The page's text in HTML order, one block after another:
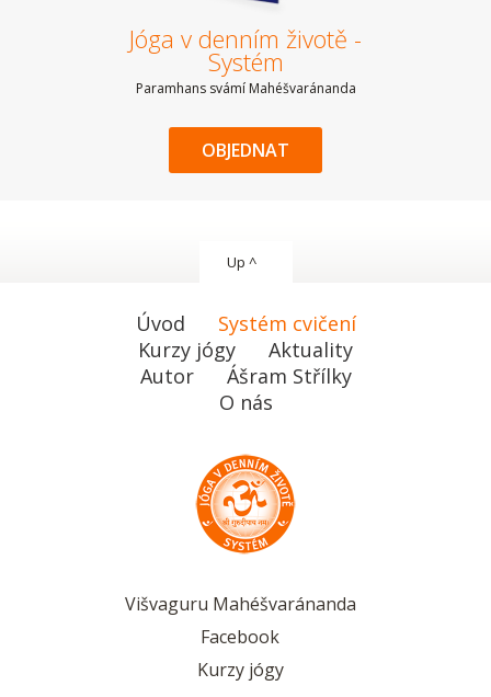
Jóga v denním životě -
Systém
Paramhans svámí Mahéšvaránanda
OBJEDNAT
Up ^
Úvod
Systém cvičení
Kurzy jógy
Aktuality
Autor
Ášram Střílky
O nás
Višvaguru Mahéšvaránanda
Facebook
Kurzy jógy